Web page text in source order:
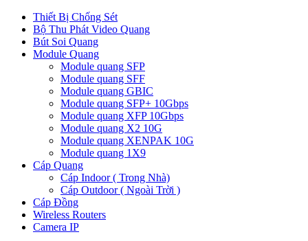
Thiết Bị Chống Sét
Bộ Thu Phát Video Quang
Bút Soi Quang
Module Quang
Module quang SFP
Module quang SFF
Module quang GBIC
Module quang SFP+ 10Gbps
Module quang XFP 10Gbps
Module quang X2 10G
Module quang XENPAK 10G
Module quang 1X9
Cáp Quang
Cáp Indoor ( Trong Nhà)
Cáp Outdoor ( Ngoài Trời )
Cáp Đồng
Wireless Routers
Camera IP